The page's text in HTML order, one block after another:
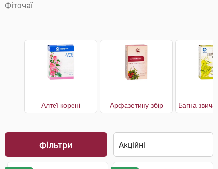
Фіточаї
Алтеї корені Арфазетину збір
Фільтри